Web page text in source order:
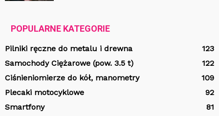
POPULARNE KATEGORIE
Pilniki ręczne do metalu i drewna
123
Samochody Ciężarowe (pow. 3.5 t)
122
Ciśnieniomierze do kół, manometry
109
Plecaki motocyklowe
92
Smartfony
81